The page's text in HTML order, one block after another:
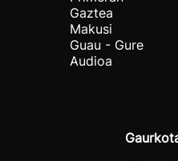
Gaztea
Makusi
Guau - Gure
Audioa